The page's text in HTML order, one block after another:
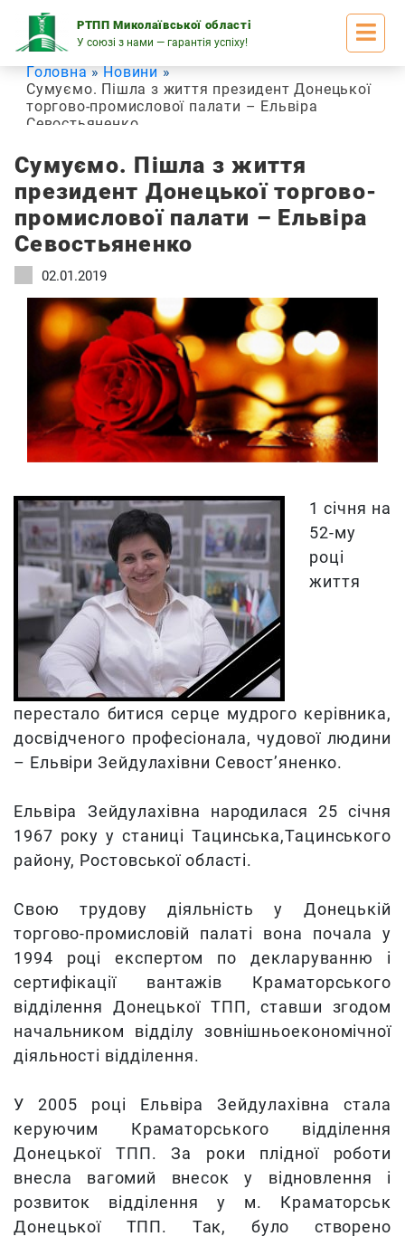
РТПП Миколаївської області
У союзі з нами — гарантія успіху!
content
Головна
Новини
Сумуємо. Пішла з життя президент Донецької
торгово-промислової палати – Ельвіра
Севостьяненко
Сумуємо. Пішла з життя
президент Донецької торгово-
промислової палати – Ельвіра
Севостьяненко
02.01.2019
1 січня на
52-му
році
життя
перестало битися серце мудрого керівника,
досвідченого професіонала, чудової людини
– Ельвіри Зейдулахівни Севост’яненко.
Ельвіра Зейдулахівна народилася 25 січня
1967 року у станиці Тацинська,Тацинського
району, Ростовської області.
Свою трудову діяльність у Донецькій
торгово-промисловій палаті вона почала у
1994 році експертом по декларуванню і
сертифікації вантажів Краматорського
відділення Донецької ТПП, ставши згодом
начальником відділу зовнішньоекономічної
діяльності відділення.
У 2005 році Ельвіра Зейдулахівна стала
керуючим Краматорського відділення
Донецької ТПП. За роки плідної роботи
внесла вагомий внесок у відновлення і
розвиток відділення у м. Краматорськ
Донецької ТПП. Так, було створено